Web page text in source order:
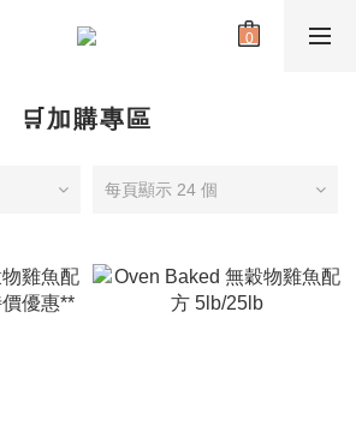
🛒加購專區
每頁顯示 24 個